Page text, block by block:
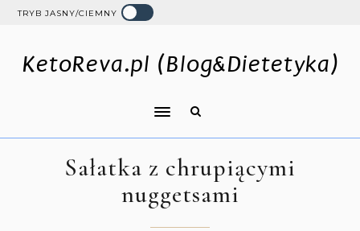
TRYB JASNY/CIEMNY
KetoReva.pl (Blog&Dietetyka)
Sałatka z chrupiącymi
nuggetsami